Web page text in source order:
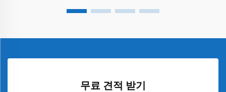
무료 견적 받기